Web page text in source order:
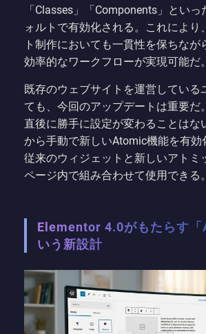
「Classes」「Components」とい
ォルトで有効化される。これにより
ト制作においても一貫性を保ちなが
効率的なワークフローが実現可能だ。
既存のウェブサイトを運営している
ても、今回のアップデートは重要だ
直後に勝手に設定が変わることはな
から手動で新しいAtomic機能を有効
従来のウィジェットと新しいアトミ
ページ内で組み合わせて使用できる。
Elementor 4.0がもたらす
いう新設計